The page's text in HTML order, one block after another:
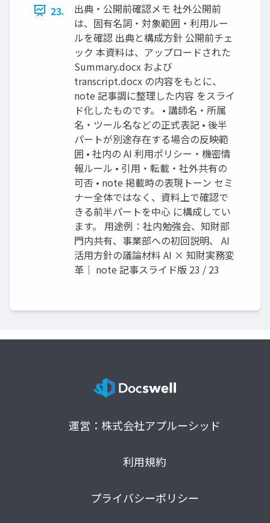
23.
出典・公開前確認メモ 社外公開前
は、固有名詞・対象範囲・利用ルー
ルを確認 出典と構成方針 公開前チェ
ック 本資料は、アップロードされた
Summary.docx および
transcript.docx の内容をもとに、
note 記事調に整理した内容 をスライ
ド化したものです。 • 講師名・所属
名・ツール名などの正式表記 • 後半
パートが別途存在する場合の反映範
囲 • 社内の AI 利用ポリシー・機密情
報ルール • 引用・転載・社外共有の
可否 • note 掲載時の表現トーン セミ
ナー全体ではなく、資料上で確認で
きる前半パートを中心 に構成してい
ます。 用途例：社内勉強会、知財部
門内共有、事業部への初回説明、 AI
活用方針の議論材料 AI × 知財実務変
革｜ note 記事スライド版 23 / 23
運営：株式会社アプルーシッド
利用規約
プライバシーポリシー